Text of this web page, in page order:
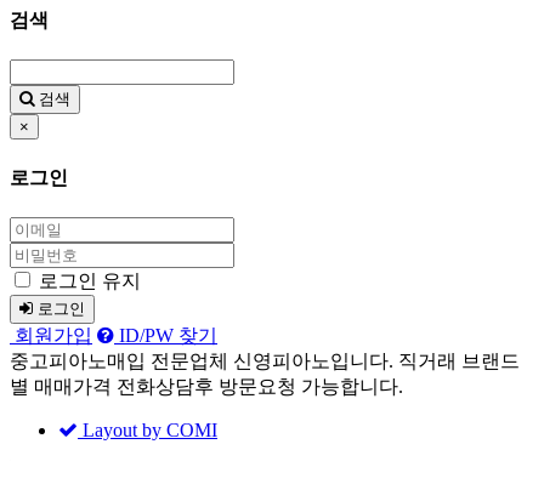
검색
검색
×
로그인
로그인 유지
로그인
회원가입
ID/PW 찾기
중고피아노매입 전문업체 신영피아노입니다. 직거래 브랜드
별 매매가격 전화상담후 방문요청 가능합니다.
Layout by COMI